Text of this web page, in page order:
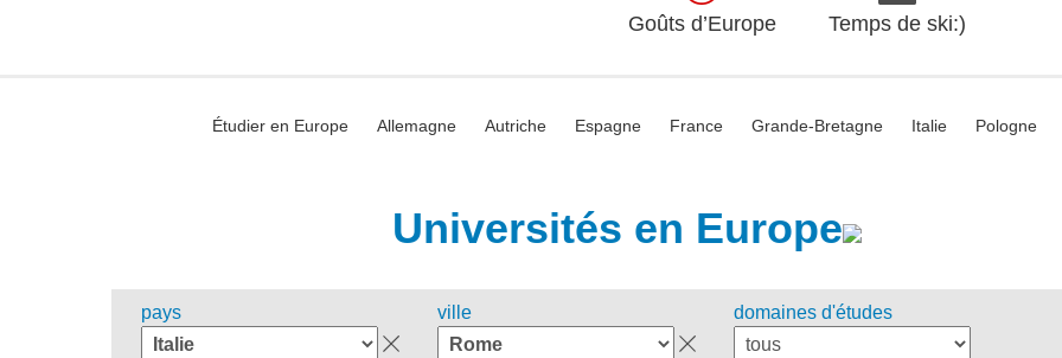
Goûts d’Europe Temps de ski:)
Étudier en Europe Allemagne Autriche Espagne France Grande-Bretagne Italie Pologne
Universités en Europe
pays ville domaines d'études